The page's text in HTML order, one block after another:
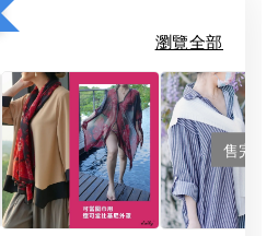
瀏覽全部
售完